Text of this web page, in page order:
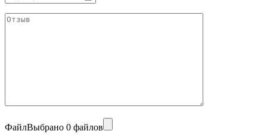
ФайлВыбрано 0 файлов